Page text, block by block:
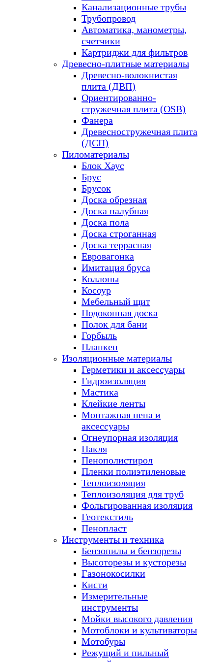
Канализационные трубы
Трубопровод
Автоматика, манометры,
счетчики
Картриджи для фильтров
Древесно-плитные материалы
Древесно-волокнистая
плита (ДВП)
Ориентированно-
стружечная плита (OSB)
Фанера
Древесностружечная плита
(ДСП)
Пиломатериалы
Блок Хаус
Брус
Брусок
Доска обрезная
Доска палубная
Доска пола
Доска строганная
Доска террасная
Евровагонка
Имитация бруса
Коллоны
Косоур
Мебельный щит
Подоконная доска
Полок для бани
Горбыль
Планкен
Изоляционные материалы
Герметики и аксессуары
Гидроизоляция
Мастика
Клейкие ленты
Монтажная пена и
аксессуары
Огнеупорная изоляция
Пакля
Пенополистирол
Пленки полиэтиленовые
Теплоизоляция
Теплоизоляция для труб
Фольгированная изоляция
Геотекстиль
Пенопласт
Инструменты и техника
Бензопилы и бензорезы
Высоторезы и кусторезы
Газонокосилки
Кисти
Измерительные
инструменты
Мойки высокого давления
Мотоблоки и культиваторы
Мотобуры
Режущий и пильный